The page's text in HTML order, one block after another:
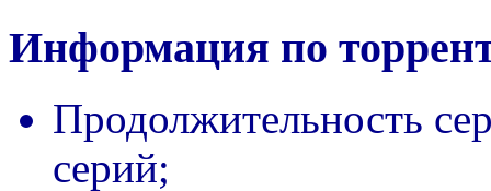
Информация по
Продолжительность
серий;